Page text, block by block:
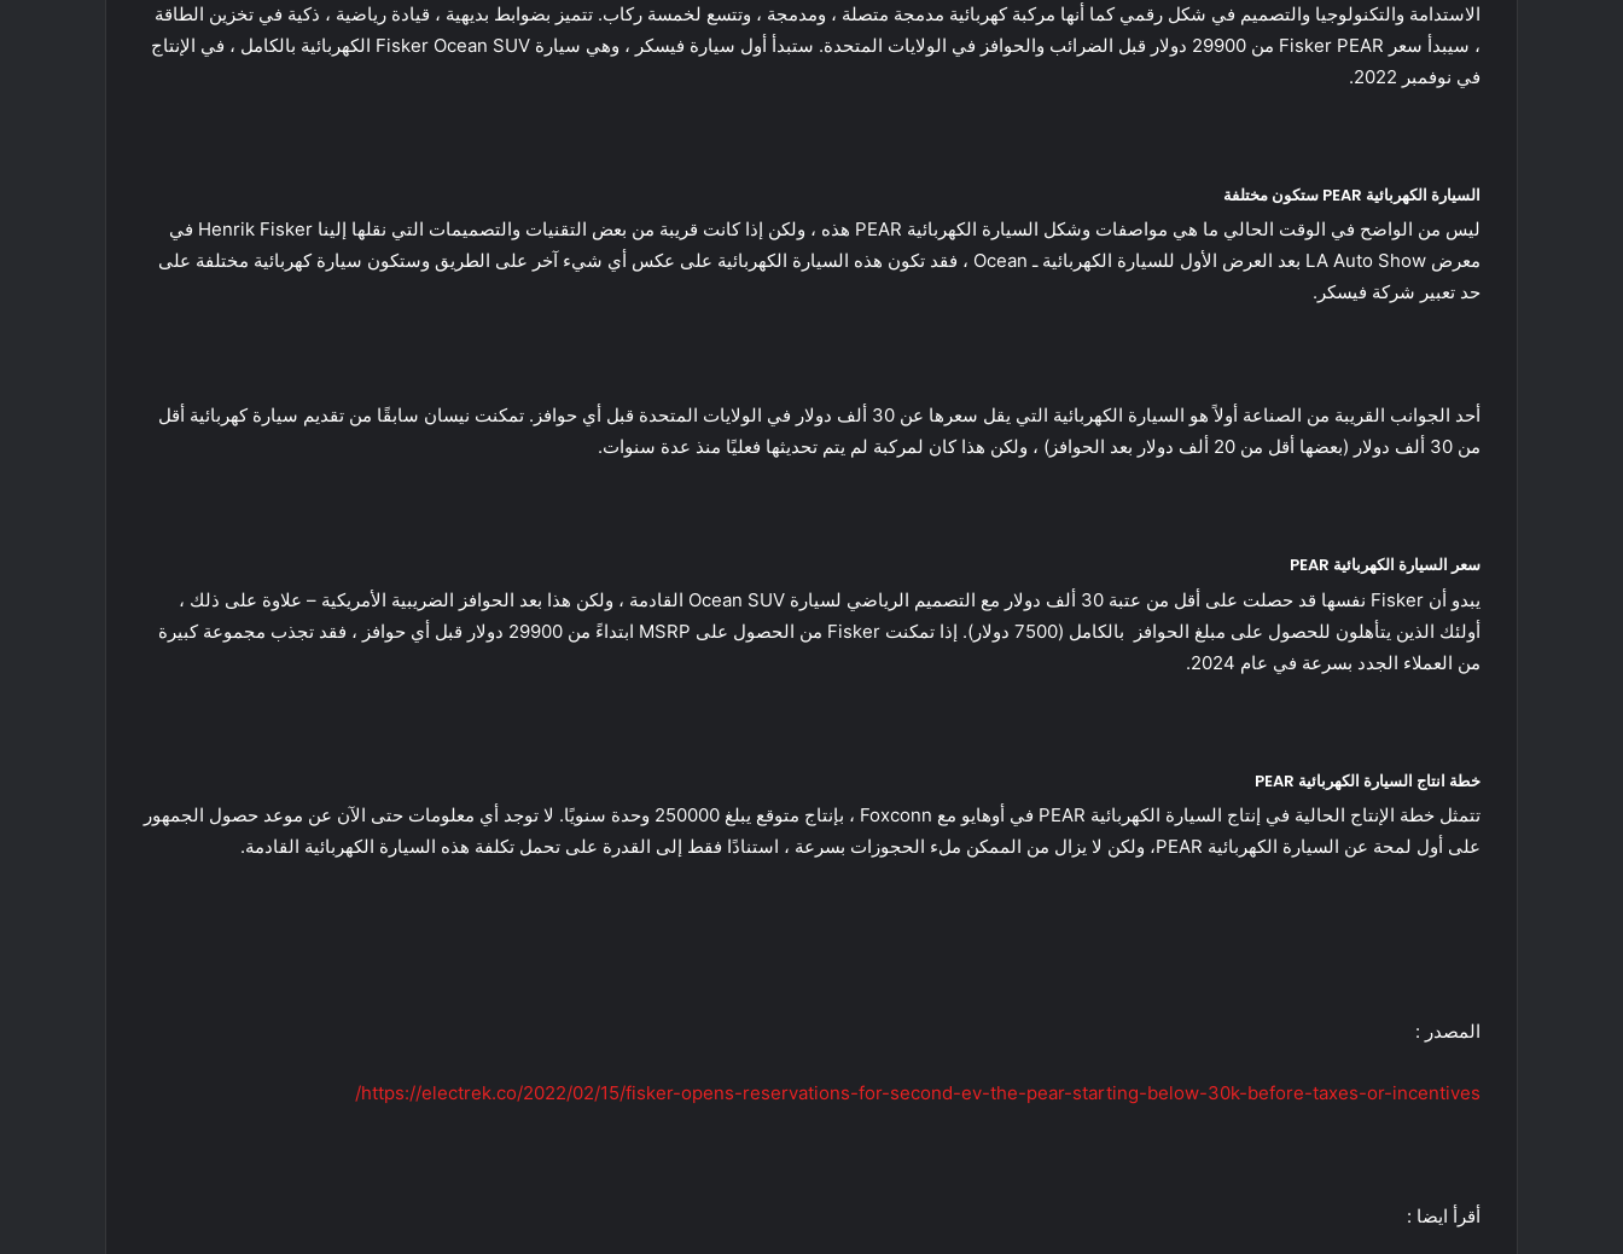
الاستدامة والتكنولوجيا والتصميم في شكل رقمي كما أنها مركبة كهربائية مدمجة متصلة ، ومدمجة ، وتتسع لخمسة ركاب. تتميز بضوابط بديهية ، قيادة رياضية ، ذكية في تخزين الطاقة
، سيبدأ سعر Fisker PEAR من 29900 دولار قبل الضرائب والحوافز في الولايات المتحدة. ستبدأ أول سيارة فيسكر ، وهي سيارة Fisker Ocean SUV الكهربائية بالكامل ، في الإنتاج
في نوفمبر 2022.
السيارة الكهربائية PEAR ستكون مختلفة
ليس من الواضح في الوقت الحالي ما هي مواصفات وشكل السيارة الكهربائية PEAR هذه ، ولكن إذا كانت قريبة من بعض التقنيات والتصميمات التي نقلها إلينا Henrik Fisker في
معرض LA Auto Show بعد العرض الأول للسيارة الكهربائية ـ Ocean ، فقد تكون هذه السيارة الكهربائية على عكس أي شيء آخر على الطريق وستكون سيارة كهربائية مختلفة على
حد تعبير شركة فيسكر.
أحد الجوانب القريبة من الصناعة أولاً هو السيارة الكهربائية التي يقل سعرها عن 30 ألف دولار في الولايات المتحدة قبل أي حوافز. تمكنت نيسان سابقًا من تقديم سيارة كهربائية أقل
من 30 ألف دولار (بعضها أقل من 20 ألف دولار بعد الحوافز) ، ولكن هذا كان لمركبة لم يتم تحديثها فعليًا منذ عدة سنوات.
سعر السيارة الكهربائية PEAR
يبدو أن Fisker نفسها قد حصلت على أقل من عتبة 30 ألف دولار مع التصميم الرياضي لسيارة Ocean SUV القادمة ، ولكن هذا بعد الحوافز الضريبية الأمريكية – علاوة على ذلك ،
أولئك الذين يتأهلون للحصول على مبلغ الحوافز بالكامل (7500 دولار). إذا تمكنت Fisker من الحصول على MSRP ابتداءً من 29900 دولار قبل أي حوافز ، فقد تجذب مجموعة كبيرة
من العملاء الجدد بسرعة في عام 2024.
خطة انتاج السيارة الكهربائية PEAR
تتمثل خطة الإنتاج الحالية في إنتاج السيارة الكهربائية PEAR في أوهايو مع Foxconn ، بإنتاج متوقع يبلغ 250000 وحدة سنويًا. لا توجد أي معلومات حتى الآن عن موعد حصول الجمهور
على أول لمحة عن السيارة الكهربائية PEAR، ولكن لا يزال من الممكن ملء الحجوزات بسرعة ، استنادًا فقط إلى القدرة على تحمل تكلفة هذه السيارة الكهربائية القادمة.
المصدر :
https://electrek.co/2022/02/15/fisker-opens-reservations-for-second-ev-the-pear-starting-below-30k-before-taxes-or-incentives/
أقرأ ايضا :